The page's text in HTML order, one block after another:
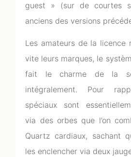
guest » (sur de courtes
anciens des versions
Les amateurs de la licence
vite leurs marques, le
fait le charme de la
intégralement. Pour
spéciaux sont
via des orbes que l’on
Quartz cardiaux, sachant
les enclencher via deux